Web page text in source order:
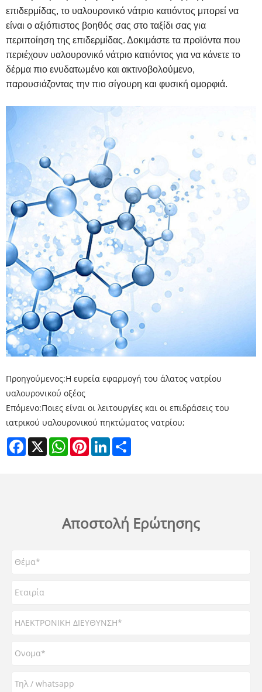
επιδερμίδας, το υαλουρονικό νάτριο κατιόντος μπορεί να
είναι ο αξιόπιστος βοηθός σας στο ταξίδι σας για
περιποίηση της επιδερμίδας. Δοκιμάστε τα προϊόντα που
περιέχουν υαλουρονικό νάτριο κατιόντος για να κάνετε το
δέρμα πιο ενυδατωμένο και ακτινοβολούμενο,
παρουσιάζοντας την πιο σίγουρη και φυσική ομορφιά.
Προηγούμενος:Η ευρεία εφαρμογή του άλατος νατρίου
υαλουρονικού οξέος
Επόμενο:Ποιες είναι οι λειτουργίες και οι επιδράσεις του
ιατρικού υαλουρονικού πηκτώματος νατρίου;
Facebook
X WhatsAppPinterestLinkedIn
Αποστολή Ερώτησης